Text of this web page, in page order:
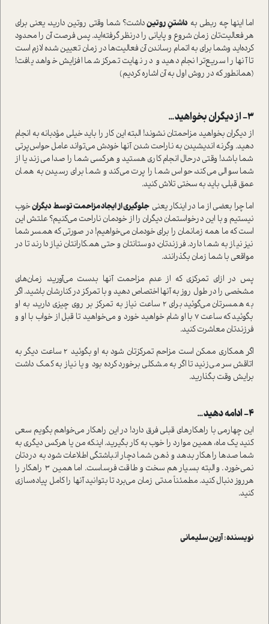
اما اینها چه ربطی به داشتنِ روتینداشت؟ شما وقتی روتین دارید، یعنی برای
هر فعالیت‌تان زمان شروع و پایانی را درنظر گرفته‌اید. پس فرصت آن را محدود
کرده‌اید وشما برای به اتمام رساندن آن فعالیت‌ها در زمان‌ تعیین شده لازم است
تا آنها را سریع‌تر انجام دهید و در نهایت تمرکز شما افزایش خواهد یافت!
(همانطور که در روش اول به آن اشاره کردیم)
۳- از دیگران بخواهید…
از دیگران بخواهید مزاحمتان نشوند! البته این کار را باید خیلی مؤدبانه به انجام
دهید. وگرنه اندیشیدن به ناراحت شدن آنها خودش می‌تواند عامل حواس‌پرتی
شما باشد! وقتی درحال انجام کاری هستید و هرکسی شما را صدا می‌زند یا از
شما سوالی می‌کند، حواس شما را پرت می‌کند و شما برای رسیدن به همان
عمق قبلی، باید به سختی تلاش کنید.
اما چرا بعضی از ما در اینکار یعنی جلوگیری از ایجاد مزاحمت توسط دیگرانخوب
نیستیم و با این درخواستمان دیگران را از خودمان ناراحت می‌کنیم؟ علتش این
است که ما همه زمانمان را برای خودمان می‌خواهیم! در صورتی که همسر شما
نیز نیاز به شما دارد. فرزندتان، دوستانتان و حتی همکارانتان نیاز دارند تا در
مواقعی با شما زمان بگذرانند.
پس در ازای تمرکزی که از عدم مزاحمت آنها بدست می‌آورید، زمان‌های
مشخصی را در طول روز به آنها اختصاص دهید و با تمرکز در کنارشان باشید. اگر
به همسرتان می‌گوئید برای ۲ ساعت نیاز به تمرکز بر روی چیزی دارید، به او
بگوئید که ساعت ۷ با او شام خواهید خورد و می‌خواهید تا قبل از خواب با او و
فرزندتان معاشرت کنید.
اگر همکاری ممکن است مزاحم تمرکزتان شود به او بگوئید ۲ ساعت دیگر به
اتاقش سر می‌زنید تا اگر به مشکلی برخورد کرده بود و یا نیاز به کمک داشت
برایش وقت بگذارید.
۴- ادامه دهید…
این چهارمی با راهکارهای قبلی فرق دارد! در این راهکار می‌خواهم بگویم سعی
کنید یک ماه، همین موارد را خوب به کار بگیرید. اینکه من یا هرکس دیگری به
شما صدها راهکار بدهد و ذهن شما دچار انباشتگی اطلاعات شود به دردتان
نمی‌خورد. و البته بسیار هم سخت و طاقت فرساست. اما همین ۳ راهکار را
هرروز دنبال کنید. مطمئناً مدتی زمان می‌برد تا بتوانید آنها را کامل پیاده‌سازی
کنید.
نویسنده :آرین سلیمانی